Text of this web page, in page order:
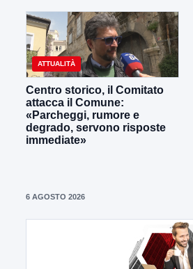
ATTUALITÀ
Centro storico, il Comitato
attacca il Comune:
«Parcheggi, rumore e
degrado, servono risposte
immediate»
6 AGOSTO 2026